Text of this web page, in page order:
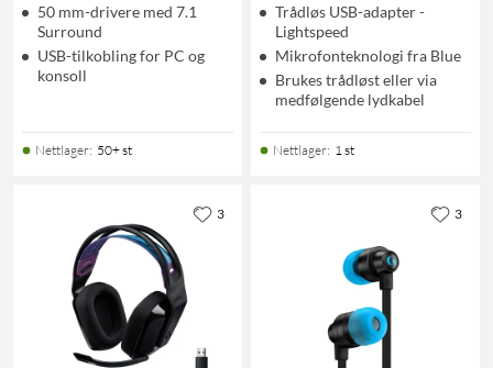
50 mm-drivere med 7.1
Surround
USB-tilkobling for PC og
konsoll
Nettlager: 50+ st
Trådløs USB-adapter -
Lightspeed
Mikrofonteknologi fra Blue
Brukes trådløst eller via
medfølgende lydkabel
Nettlager: 1 st
3 3